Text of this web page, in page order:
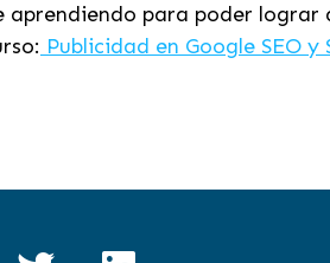
aprendiendo para poder lograr
Publicidad en Google SEO y